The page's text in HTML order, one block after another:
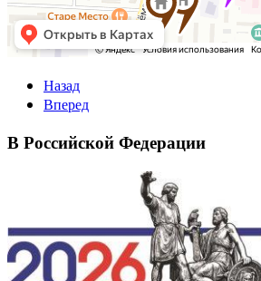
Назад
Вперед
В Российской Федерации